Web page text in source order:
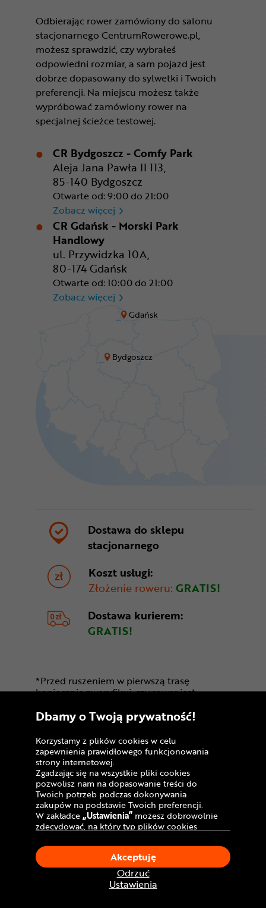
Odbierając rower zamówiony do salonu
stacjonarnego CentrumRowerowe.pl,
możesz sprawdzić, czy wybrałeś
odpowiedni rozmiar, a sam pojazd jest
dobrze dopasowany do sylwetki i Twoich
preferencji. Na miejscu możesz także
wypróbować zamówiony rower na
specjalnej ścieżce testowej.
Bydgoszcz
Gdańsk
CR Bydgoszcz - Comfy Park
Aleja Jana Pawła II 113,
85-140 Bydgoszcz
Otwarte od: 9:00 do 21:00
Zobacz więcej CR Bydgoszcz - Comfy Park
CR Gdańsk - Morski Park
Handlowy
ul. Przywidzka 10A,
80-174 Gdańsk
Otwarte od: 10:00 do 21:00
Zobacz więcej CR Gdańsk - Morski Park
Dostawa do sklepu
stacjonarnego
Koszt usługi:
Złożenie roweru: GRATIS!
Dostawa kurierem:
GRATIS!
*Przed ruszeniem w pierwszą trasę
koniecznie zweryfikuj, czy rower jest
użytkowania. Zalecamy sprawdzenie stanu
wszystkich łączeń śrubowych, ze
szczególnym uwzględnieniem elementów
wpływających na bezpieczeństwo (śrub
kierownicy, mostka, zacisku sztycy
podsiodłowej, mocowania kół). Skontroluj
pracę kierownicy, przerzutek czy hamulców.
W razie jakichkolwiek wątpliwości
skontaktuj się z profesjonalnym serwisem
rowerowym.
** Wybrane modele rowerów nie są
w pedały. Jest to celowy zabieg -
doświadczeni rowerzyści dobierają
odpowiednie systemy wg własnych
preferencji. Informacja o pełnym
Dbamy o Twoją prywatność!
Korzystamy z plików cookies w celu
zapewnienia prawidłowego funkcjonowania
strony internetowej.
Zgadzając się na wszystkie pliki cookies
pozwolisz nam na dopasowanie treści do
Twoich potrzeb podczas dokonywania
zakupów na podstawie Twoich preferencji.
W zakładce„Ustawienia” możesz dobrowolnie
zdecydować, na który typ plików cookies
Klikając„Akceptuję”, wyrażasz zgodę na
stosowanie ciasteczek zgodnie z ustawieniami
Twojej przeglądarki.
W dowolnym momencie, możesz dokonać
zmiany swojego wyboru klikając opcję
Ustawienia
Odrzuć
Akceptuję